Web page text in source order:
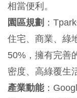
相當便利。
園區規劃 ：
住宅、商業、綠
50%，擁有完善
密度、高綠覆生
產業動能：